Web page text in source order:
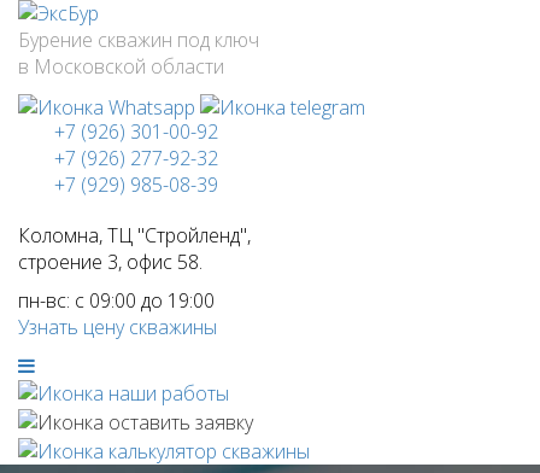
Бурение скважин под ключ
в Московской области
+7 (926) 301-00-92
+7 (926) 277-92-32
+7 (929) 985-08-39
Коломна, ТЦ "Стройленд",
строение 3, офис 58.
пн-вс: с 09:00 до 19:00
Узнать цену скважины